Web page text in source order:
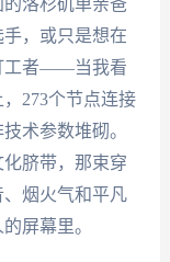
洛杉矶单亲爸
，或只是想在
工者——当我看
273个节点连接
术参数堆砌。
脐带，那束穿
烟火气和平凡
屏幕里。